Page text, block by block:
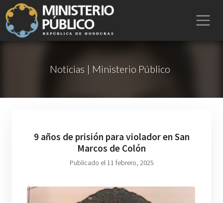
Noticias | Ministerio Público
9 años de prisión para violador en San
Marcos de Colón
Publicado el 11 febrero, 2025